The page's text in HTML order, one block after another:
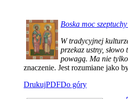
Boska moc szeptuchy
W tradycyjnej
przekaz ustny,
powagą. Ma nie tylko
znaczenie. Jest rozumiane jako
DrukujPDFDo góry